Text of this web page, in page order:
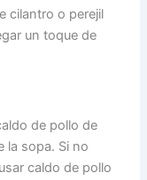
cilantro o perejil
un toque de
de pollo de
la sopa. Si no
caldo de pollo